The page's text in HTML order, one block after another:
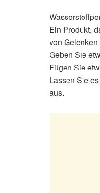
Ein Produkt,
von Gelenken
Geben Sie
Fügen Sie
Lassen Sie
aus.